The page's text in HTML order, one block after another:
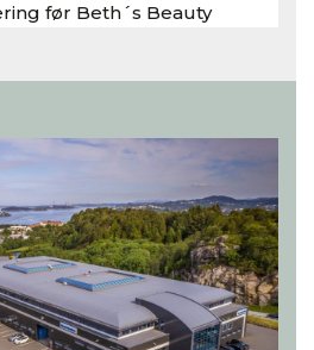
før Beth´s Beauty